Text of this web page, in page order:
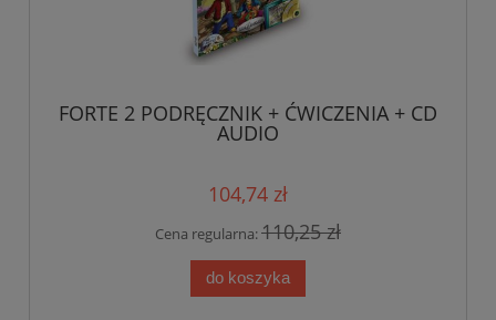
FORTE 2 PODRĘCZNIK + ĆWICZENIA + CD
AUDIO
104,74 zł
Cena regularna:110,25 zł
do koszyka